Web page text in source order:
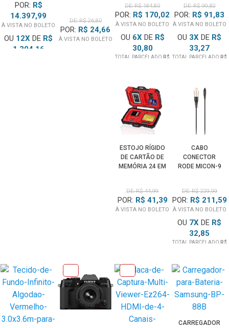
POR: R$
14.397,99
À VISTA NO BOLETO
OU 12X DE R$
1.304,16
DIFUSOR #4
(100CM)
DE: R$ 26,80
POR: R$ 24,66
À VISTA NO BOLETO
FZ100 (BIVOLT)
DE: R$ 184,80
POR: R$ 170,02
À VISTA NO BOLETO
OU 6XDE R$
30,80
TOTAL PARCELADOR$
RÁPIDA
DE: R$ 99,82
POR: R$ 91,83
À VISTA NO BOLETO
OU 3X DE R$
33,27
TOTAL PARCELADO R$
ESTOJO RÍGIDO
DE CARTÃO DE
MEMÓRIA 24 EM
DE: R$ 44,99
POR: R$ 41,39
À VISTA NO BOLETO
CABO
CONECTOR
RODE MICON-9
SENNHEISER
DE: R$ 229,99
POR: R$ 211,59
À VISTA NO BOLETO
OU 7X DE R$
32,85
TOTAL PARCELADO R$
CARREGADOR